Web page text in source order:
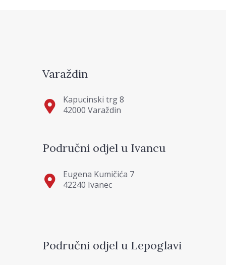
Varaždin
Kapucinski trg 8
42000 Varaždin
Područni odjel u Ivancu
Eugena Kumičića 7
42240 Ivanec
Područni odjel u Lepoglavi